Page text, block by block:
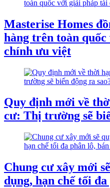
Masterise Homes
hàng trên toàn
chính ưu việt
Quy định mới về
cư: Thị trường sẽ
Chung cư xây mới
dụng, hạn chế tối